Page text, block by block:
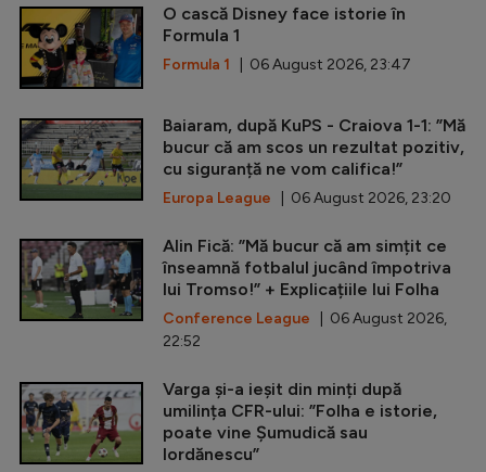
O cască Disney face istorie în
Formula 1
Formula 1 | 06 August 2026, 23:47
Baiaram, după KuPS - Craiova 1-1: ”Mă
bucur că am scos un rezultat pozitiv,
cu siguranță ne vom califica!”
Europa League | 06 August 2026, 23:20
Alin Fică: ”Mă bucur că am simțit ce
înseamnă fotbalul jucând împotriva
lui Tromso!” + Explicațiile lui Folha
Conference League | 06 August 2026,
22:52
Varga și-a ieșit din minți după
umilința CFR-ului: ”Folha e istorie,
poate vine Șumudică sau
Iordănescu”